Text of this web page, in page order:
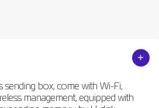
sending box, come with Wi-Fi,
management, equipped with